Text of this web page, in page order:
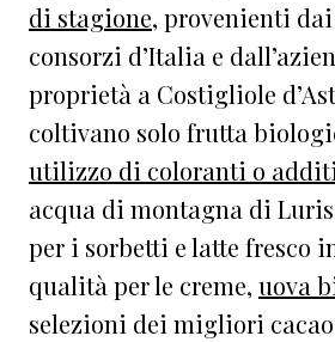
di stagione, provenienti
consorzi d’Italia e
proprietà a Costigliole
coltivano solo frutta
utilizzo di coloranti o
acqua di montagna di
per i sorbetti e latte fresco
qualità per le creme, uova
selezioni dei migliori cacao